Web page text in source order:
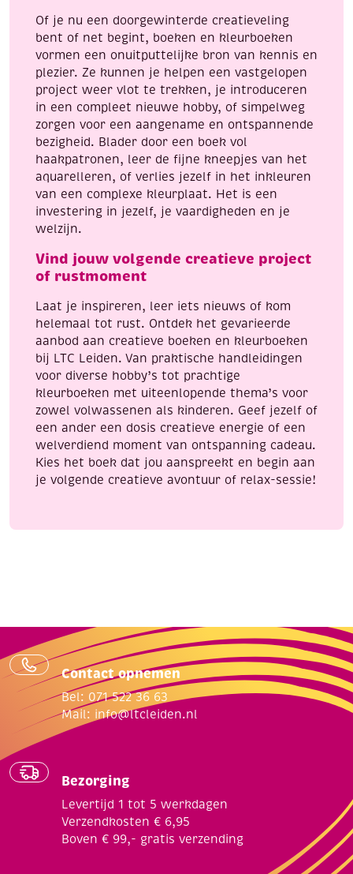
Of je nu een doorgewinterde creatieveling
bent of net begint, boeken en kleurboeken
vormen een onuitputtelijke bron van kennis en
plezier. Ze kunnen je helpen een vastgelopen
project weer vlot te trekken, je introduceren
in een compleet nieuwe hobby, of simpelweg
zorgen voor een aangename en ontspannende
bezigheid. Blader door een boek vol
haakpatronen, leer de fijne kneepjes van het
aquarelleren, of verlies jezelf in het inkleuren
van een complexe kleurplaat. Het is een
investering in jezelf, je vaardigheden en je
welzijn.
Vind jouw volgende creatieve project
of rustmoment
Laat je inspireren, leer iets nieuws of kom
helemaal tot rust. Ontdek het gevarieerde
aanbod aan creatieve boeken en kleurboeken
bij LTC Leiden. Van praktische handleidingen
voor diverse hobby’s tot prachtige
kleurboeken met uiteenlopende thema’s voor
zowel volwassenen als kinderen. Geef jezelf of
een ander een dosis creatieve energie of een
welverdiend moment van ontspanning cadeau.
Kies het boek dat jou aanspreekt en begin aan
je volgende creatieve avontuur of relax-sessie!
Contact opnemen
Bel: 071 522 36 63
Mail: info@ltcleiden.nl
Bezorging
Levertijd 1 tot 5 werkdagen
Verzendkosten € 6,95
Boven € 99,- gratis verzending